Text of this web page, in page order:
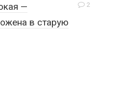
2
—
в старую